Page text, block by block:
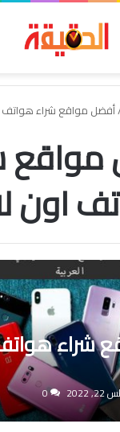
أفضل مواقع شراء هواتف
اون
شراء
2022
0